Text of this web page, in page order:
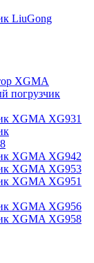
LiuGong
XGMA
погрузчик
XGMA XG931
XGMA XG942
XGMA XG953
XGMA XG951
XGMA XG956
XGMA XG958